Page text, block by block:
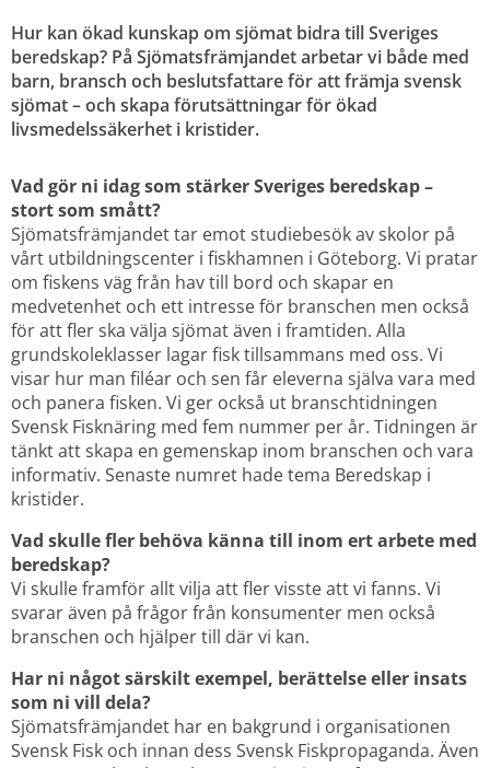
Hur kan ökad kunskap om sjömat bidra till Sveriges
beredskap? På Sjömatsfrämjandet arbetar vi både med
barn, bransch och beslutsfattare för att främja svensk
sjömat – och skapa förutsättningar för ökad
livsmedelssäkerhet i kristider.
Vad gör ni idag som stärker Sveriges beredskap –
stort som smått?
Sjömatsfrämjandet tar emot studiebesök av skolor på
vårt utbildningscenter i fiskhamnen i Göteborg. Vi pratar
om fiskens väg från hav till bord och skapar en
medvetenhet och ett intresse för branschen men också
för att fler ska välja sjömat även i framtiden. Alla
grundskoleklasser lagar fisk tillsammans med oss. Vi
visar hur man filéar och sen får eleverna själva vara med
och panera fisken. Vi ger också ut branschtidningen
Svensk Fisknäring med fem nummer per år. Tidningen är
tänkt att skapa en gemenskap inom branschen och vara
informativ. Senaste numret hade tema Beredskap i
kristider.
Vad skulle fler behöva känna till inom ert arbete med
beredskap?
Vi skulle framför allt vilja att fler visste att vi fanns. Vi
svarar även på frågor från konsumenter men också
branschen och hjälper till där vi kan.
Har ni något särskilt exempel, berättelse eller insats
som ni vill dela?
Sjömatsfrämjandet har en bakgrund i organisationen
Svensk Fisk och innan dess Svensk Fiskpropaganda. Även